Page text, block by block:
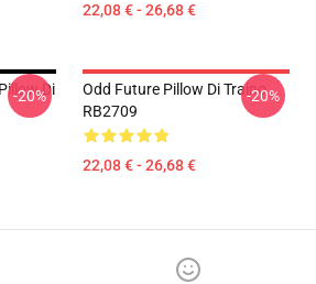
22,08 € - 26,68 €
Di
-20%
Odd Future Pillow Di Traino
RB2709
22,08 € - 26,68 €
-20%